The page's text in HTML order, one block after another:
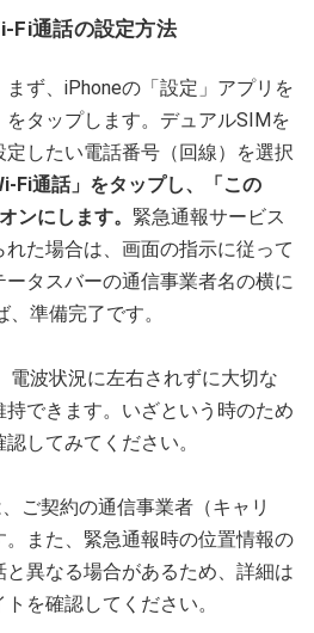
Fi通話の設定方法
ず、iPhoneの「設定」アプリを
タップします。デュアルSIMを
したい電話番号（回線）を選択
Fi通話」をタップし、「この
ンにします。 緊急通報サービス
た場合は、画面の指示に従って
タスバーの通信事業者名の横に
、準備完了です。
電波状況に左右されずに大切な
できます。いざという時のため
してみてください。
ご契約の通信事業者（キャリ
また、緊急通報時の位置情報の
異なる場合があるため、詳細は
を確認してください。